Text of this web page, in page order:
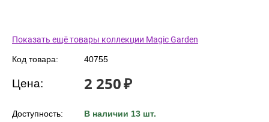
Показать ещё товары коллекции Magic Garden
Код товара: 40755
Цена: 2 250₽
Доступность:
В наличии 13 шт.